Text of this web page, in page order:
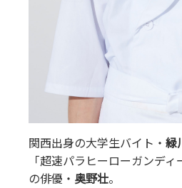
関西出身の大学生バイト・ 緑
「超速パラヒーローガンデ
の俳優・ 奥野壮。